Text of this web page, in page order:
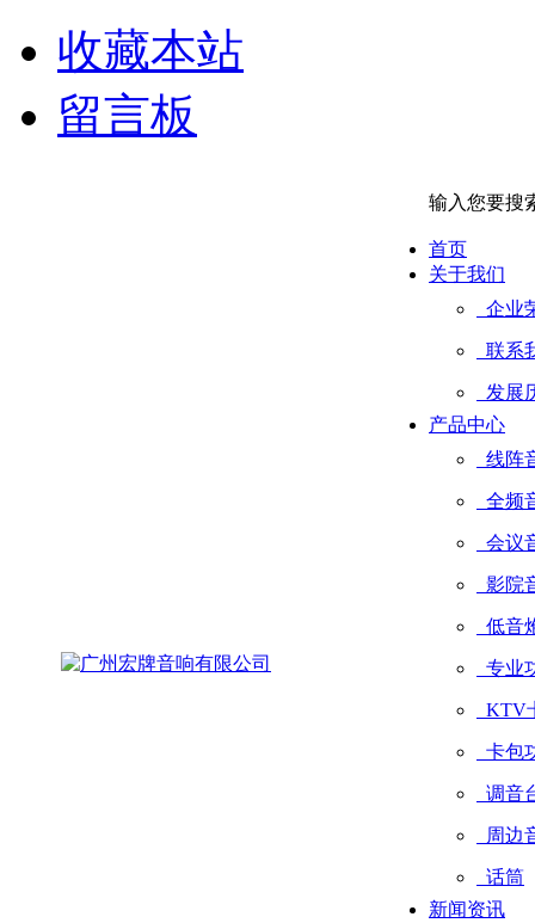
收藏本站
留言板
输入您要搜
首页
关于我们
企业
联系
发展
产品中心
线阵
全频
会议
影院
低音
专业
KTV
卡包
调音
周边
话筒
新闻资讯